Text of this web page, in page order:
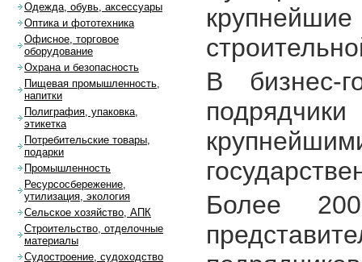
В бизнес-
Более
Одежда, обувь, аксессуары
Оптика и фототехника
Офисное, торговое
оборудование
Охрана и безопасность
Пищевая промышленность,
напитки
Полиграфия, упаковка,
этикетка
Потребительские товары,
подарки
Промышленность
Ресурсосбережение,
утилизация, экология
Сельское хозяйство, АПК
Строительство, отделочные
материалы
Судостроение, судоходство